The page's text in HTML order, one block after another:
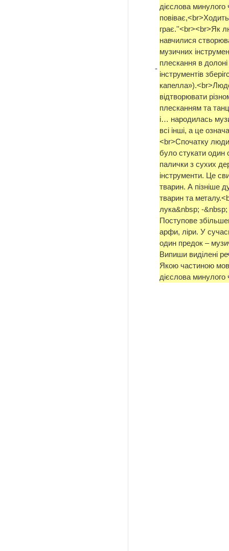
-
дієслова минулого
грає.''<br><br>Як
навчилися
музичних
плескання в
інструментів
відтворювати
плесканням та
і… народилась
всі інші, а це
<br>Спочатку
було стукати один
палички з сухих
інструменти. Це
тварин. А пізніше
тварин та
лука&nbsp; -&nbsp;
Поступове
арфи, ліри. У
один предок –
Випиши виділені
Якою частиною
дієслова